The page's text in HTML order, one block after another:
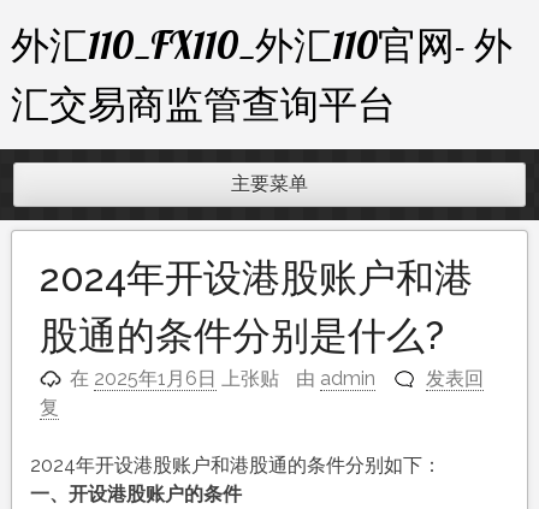
至
内
容
外汇110_FX110_外汇110官网- 外
汇交易商监管查询平台
主要菜单
2024年开设港股账户和港
股通的条件分别是什么?
在 2025年1月6日 上张贴 由 admin
发表回
复
2024年开设港股账户和港股通的条件分别如下：
一、开设港股账户的条件